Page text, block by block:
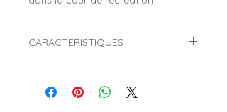
CARACTERISTIQUES
38-204-103
Genre :
Garçon